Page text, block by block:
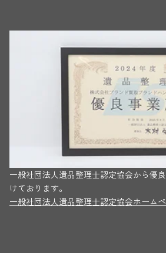
一般社団法人遺品整理士認定協会から優
けております。
一般社団法人遺品整理士認定協会ホーム